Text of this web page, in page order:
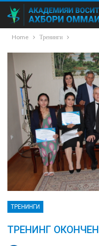
Home Тренинги
ТРЕНИНГИ
ТРЕНИНГ ОКОНЧЕН